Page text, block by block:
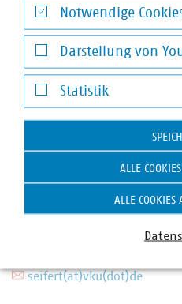
Andreas Seifert
und Bereichsleiter Recht
seifert(at)vku(dot)de
Notwendige
Notwendige Cookies
Darstellung von
Darstellung von
Statistik
Statistik
ALLE
ALLE COOKIES